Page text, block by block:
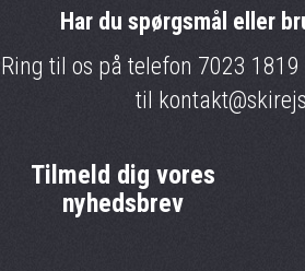
Har du spørgsmål eller
Ring til os på telefon 7023 1819
til
Tilmeld dig vores
nyhedsbrev